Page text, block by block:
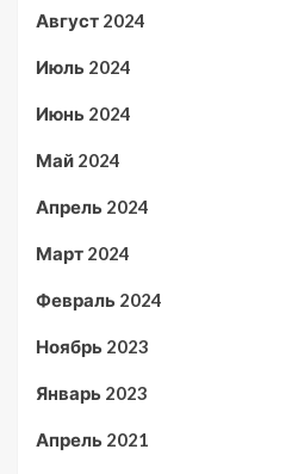
Август 2024
Июль 2024
Июнь 2024
Май 2024
Апрель 2024
Март 2024
Февраль 2024
Ноябрь 2023
Январь 2023
Апрель 2021